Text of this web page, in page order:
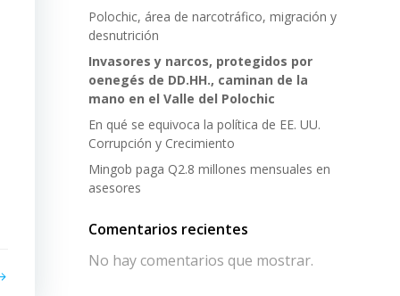
Polochic, área de narcotráfico, migración y
desnutrición
Invasores y narcos, protegidos por
oenegés de DD.HH., caminan de la
mano en el Valle del Polochic
En qué se equivoca la política de EE. UU.
Corrupción y Crecimiento
Mingob paga Q2.8 millones mensuales en
asesores
Comentarios recientes
No hay comentarios que mostrar.